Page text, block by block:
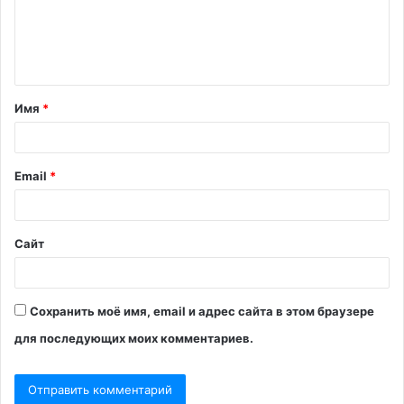
т
а
й
*
Имя *
Email *
Сайт
Сохранить моё имя, email и адрес сайта в этом браузере
для последующих моих комментариев.